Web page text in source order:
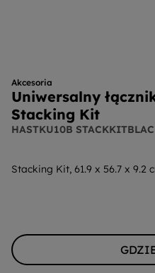
Akcesoria
Uniwersalny
Stacking Kit
HASTKU10B
Stacking Kit, 61.9 x 56.7 x 9.2